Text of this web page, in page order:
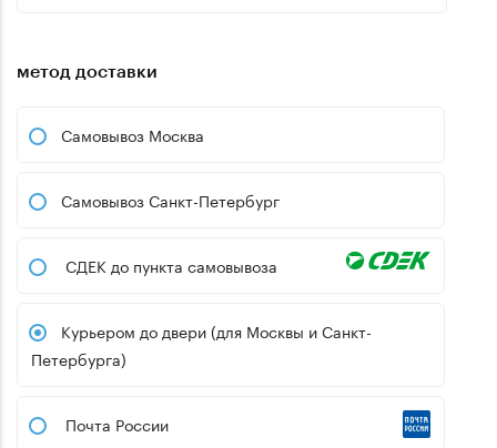
метод доставки
Самовывоз Москва
Самовывоз Санкт-Петербург
СДЕК до пункта самовывоза
Курьером до двери (для Москвы и Санкт-
Петербурга)
Почта России